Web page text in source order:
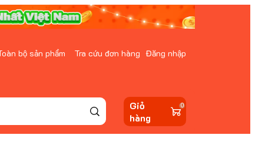
bộ sản phẩm Tra cứu đơn hàng Đăng nhập
0
Giỏ
hàng